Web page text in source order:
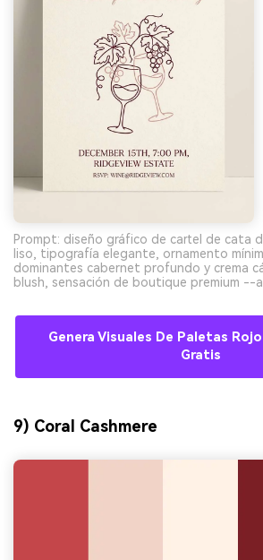
Prompt: diseño gráfico de cartel de cata
liso, tipografía elegante, ornamento
dominantes cabernet profundo y crema
blush, sensación de boutique premium --
Genera Visuales De Paletas
Gratis
9) Coral Cashmere